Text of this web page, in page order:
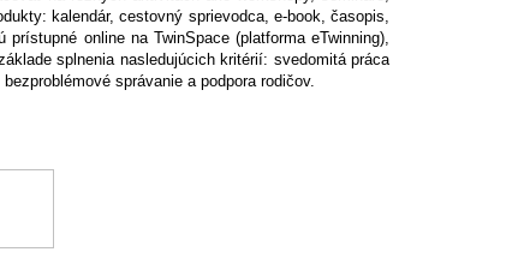
kalendár, cestovný sprievodca, e-book, časopis,
online na TwinSpace (platforma eTwinning),
splnenia nasledujúcich kritérií: svedomitá práca
správanie a podpora rodičov.